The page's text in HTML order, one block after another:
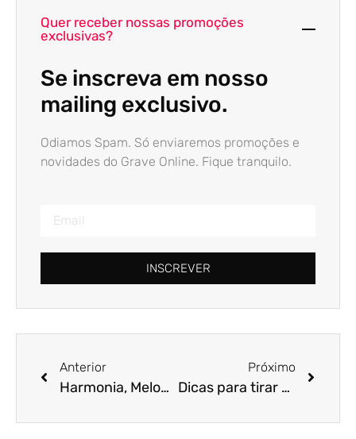
Quer receber nossas promoções
exclusivas?
Se inscreva em nosso
mailing exclusivo.
Odiamos Spam. Só enviaremos promoções e
novidades do Grave Online. Fique tranquilo.
INSCREVER
Anterior
Harmonia, Melodia e Ritmo
Próximo
Dicas para tirar solos de guitarra